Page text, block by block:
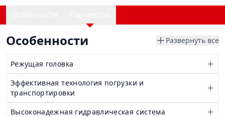
Особенности Развернуть все
Режущая головка
Эффективная технология погрузки и
транспортировки
Высоконадежная гидравлическая система